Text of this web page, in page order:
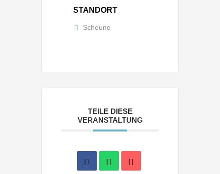
STANDORT
Scheune
TEILE DIESE
VERANSTALTUNG